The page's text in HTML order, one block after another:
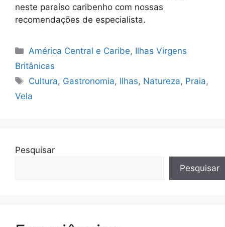
neste paraíso caribenho com nossas
recomendações de especialista.
Categorias
América Central e Caribe, Ilhas Virgens
Britânicas
Tags
Cultura, Gastronomia, Ilhas, Natureza, Praia,
Vela
Pesquisar
Pesquisar